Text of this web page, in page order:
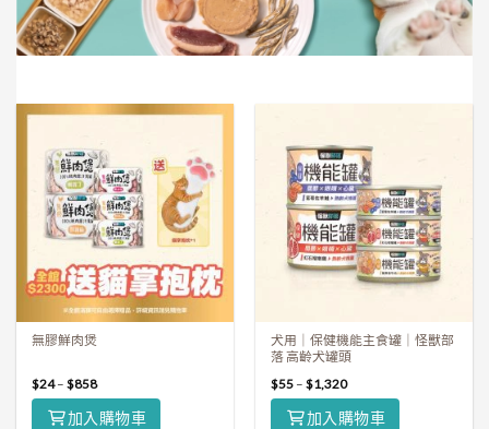
無膠鮮肉煲
$24–$858
加入購物車
犬用｜保健機能主食罐｜怪獸部
落 高齡犬罐頭
$55 –$1,320
加入購物車